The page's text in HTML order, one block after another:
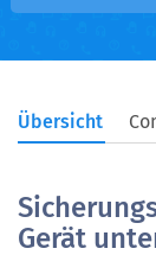
Übersicht
Gerät